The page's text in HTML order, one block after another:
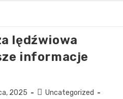
lędźwiowa
informacje
2025
Uncategorized